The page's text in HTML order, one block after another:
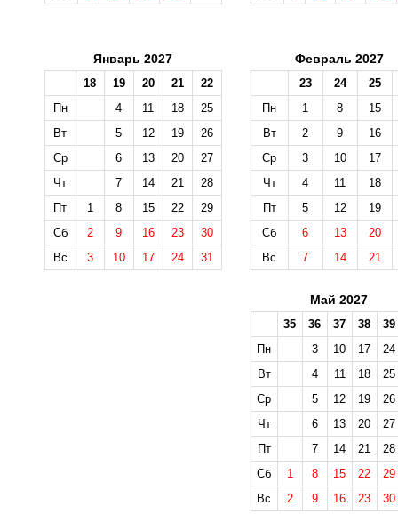
Январь 2027
18 19 20 21
22
Пн
4 11 18
25
Вт
5 12 19
26
Ср
6 13 20
27
Чт
7 14 21
28
Пт
1 8 15 22
29
Сб
2 9 16 23
30
Вс
3 10 17 24 31
Февраль 2027
23 24
25
Пн
1 8
15
Вт
2 9
16
Ср
3 10
17
Чт
4 11
18
Пт
5 12
19
Сб
6 13
20
Вс
7 14 21
Май 2027
35 36 37 38
39
Пн
3 10 17
24
Вт
4 11 18
25
Ср
5 12 19
26
Чт
6 13 20
27
Пт
7 14 21
28
Сб
1 8 15 22
29
Вс
2 9 16 23 30